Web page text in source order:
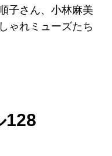
子さん、小林麻美
ゃれミューズたち
128